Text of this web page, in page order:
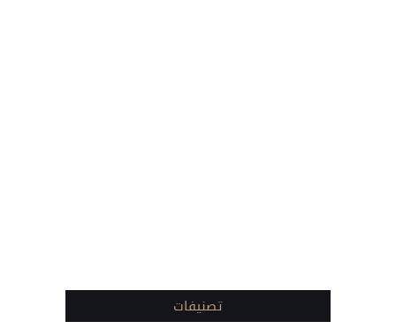
تصنيفات